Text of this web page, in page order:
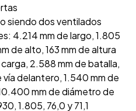
siendo dos ventilados
4.214 mm de largo, 1.805
de alto, 163 mm de altura
2.588 mm de batalla,
vía delantero, 1.540 mm de
mm de diámetro de
1.805, 76,0 y 71,1